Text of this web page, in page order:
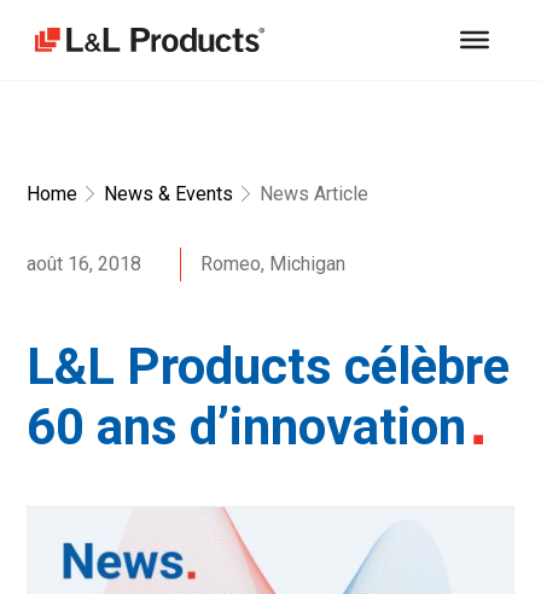
Home News & Events News Article
août 16, 2018 Romeo, Michigan
L&L Products célèbre
60 ans d’innovation